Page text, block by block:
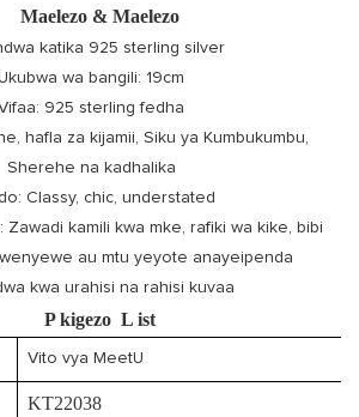
Maelezo & Maelezo
katika 925 sterling silver
wa bangili: 19cm
925 sterling fedha
hafla za kijamii, Siku ya Kumbukumbu,
Sherehe na kadhalika
Classy, ​​chic, understated
Zawadi kamili kwa mke, rafiki wa kike, bibi
au mtu yeyote anayeipenda
kwa urahisi na rahisi kuvaa
Pkigezo List
Vito vya MeetU
KT22038